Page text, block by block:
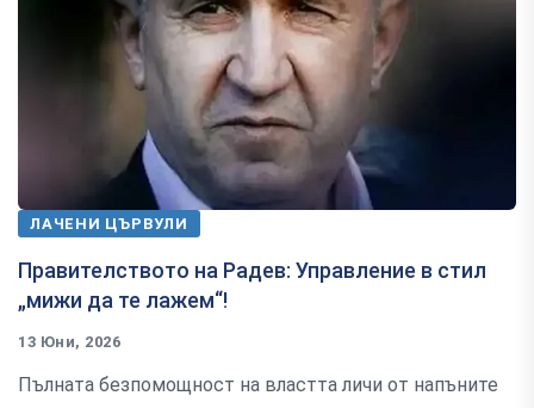
ЛАЧЕНИ ЦЪРВУЛИ
Правителството на Радев: Управление в стил
„мижи да те лажем“!
13 Юни, 2026
Пълната безпомощност на властта личи от напъните